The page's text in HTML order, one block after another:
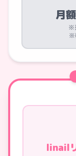
月
※
※
linail